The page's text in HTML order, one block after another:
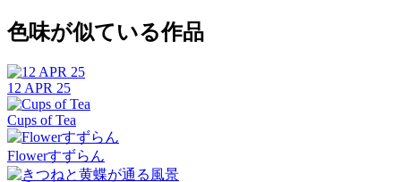
色味が似ている作品
12 APR 25
Cups of Tea
Flowerすずらん